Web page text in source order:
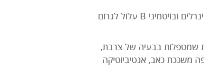
אתם אוהבים לאכול ממתקים, טלו תוסף שמכיל יסודות קורט מינרלים. התהליך פועל גם בכיוון ההפוך-חסר במינרלים ובויטמיני B עלול לגרום
שמטפלות בבעיה של צרבת,
משככת כאב, אנטיביוטיקה